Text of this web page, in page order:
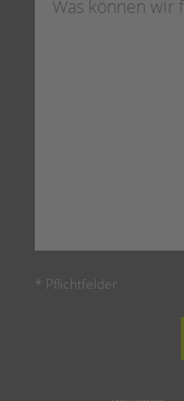
* Pflichtfelder